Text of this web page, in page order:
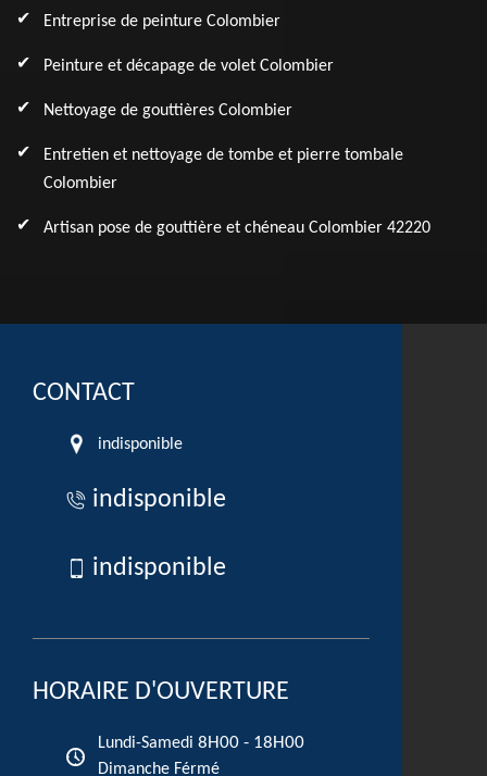
Entreprise de peinture Colombier
Peinture et décapage de volet Colombier
Nettoyage de gouttières Colombier
Entretien et nettoyage de tombe et pierre tombale
Colombier
Artisan pose de gouttière et chéneau Colombier 42220
CONTACT
indisponible
indisponible
indisponible
HORAIRE D'OUVERTURE
Lundi-Samedi 8H00 - 18H00
Dimanche Férmé